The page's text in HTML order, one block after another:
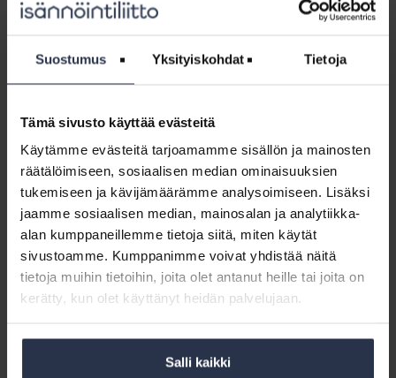
Suostumus Yksityiskohdat Tietoja
Tämä sivusto käyttää evästeitä
Käytämme evästeitä tarjoamamme sisällön ja mainosten
räätälöimiseen, sosiaalisen median ominaisuuksien
tukemiseen ja kävijämäärämme analysoimiseen. Lisäksi
jaamme sosiaalisen median, mainosalan ja analytiikka-
alan kumppaneillemme tietoja siitä, miten käytät
sivustoamme. Kumppanimme voivat yhdistää näitä
tietoja muihin tietoihin, joita olet antanut heille tai joita on
kerätty, kun olet käyttänyt heidän palvelujaan.
Salli kaikki
Sisältö:
ymparistoministerio.pdf
Energiaremonttien
rahoitus,
Jaakko
Jukarainen,
Danske
Bank
(lisäpalvelu)
Materiaali: Energiaremonttien rahoitus,
Jaakko Jukarainen, Danske Bank
(lisäpalvelu)
KOULUTUSAINEISTOT
Tämä osio on rajattu Isännöintiliiton jäsenyritysten
henkilökunnalle. Kirjaudu sisään
Sisältö:
Energiaremonttien rahoitus, Jaakko Jukarainen, Danske
Bank